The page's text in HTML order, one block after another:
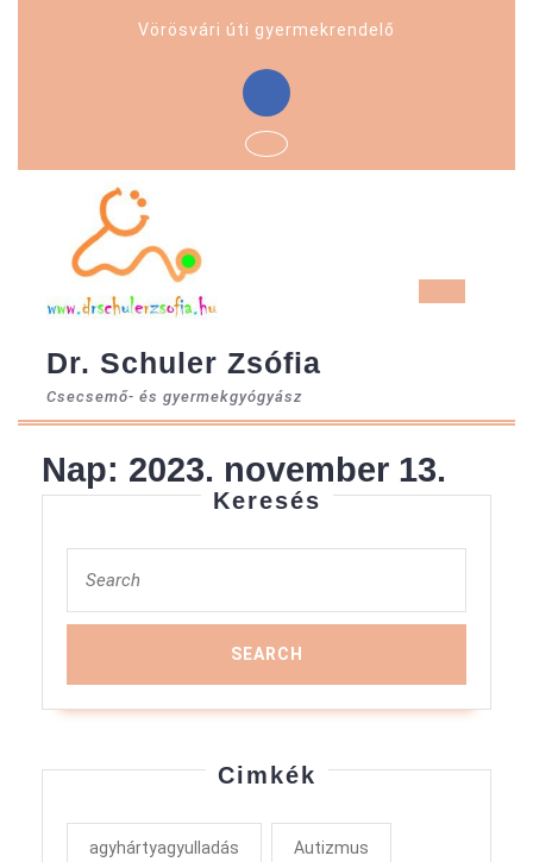
Vörösvári úti gyermekrendelő
Facebook
Dr. Schuler Zsófia
Csecsemő- és gyermekgyógyász
Nap: 2023. november 13.
Keresés
for:
Cimkék
agyhártyagyulladás Autizmus